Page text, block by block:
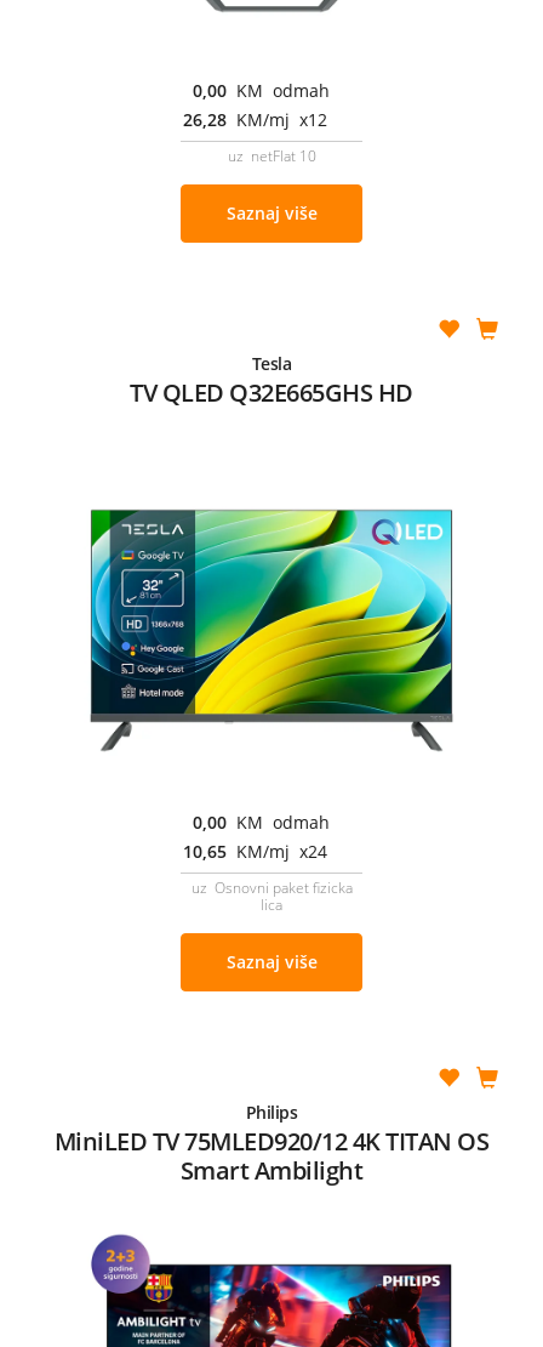
0,00 KM odmah
26,28 KM/mj x12
uz netFlat 10
Saznaj više
Tesla
TV QLED Q32E665GHS HD
0,00 KM odmah
10,65 KM/mj x24
uz Osnovni paket fizicka
lica
Saznaj više
Philips
MiniLED TV 75MLED920/12 4K TITAN OS
Smart Ambilight